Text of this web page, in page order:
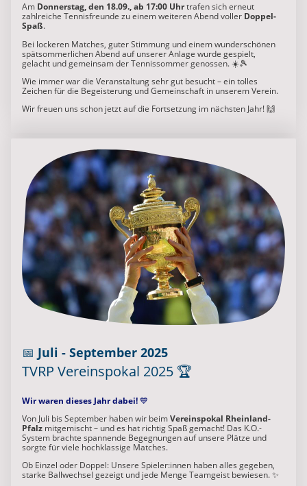
Am Donnerstag, den 18.09., ab 17:00 Uhrtrafen sich erneut
zahlreiche Tennisfreunde zu einem weiteren Abend voller Doppel-
Spaß.
Bei lockeren Matches, guter Stimmung und einem wunderschönen
spätsommerlichen Abend auf unserer Anlage wurde gespielt,
gelacht und gemeinsam der Tennissommer genossen. ☀️🎾
Wie immer war die Veranstaltung sehr gut besucht – ein tolles
Zeichen für die Begeisterung und Gemeinschaft in unserem Verein.
Wir freuen uns schon jetzt auf die Fortsetzung im nächsten Jahr! 🙌
📅 Juli - September 2025
TVRP Vereinspokal 2025 🏆
Wir waren dieses Jahr dabei!💙
Von Juli bis September haben wir beimVereinspokal Rheinland-
Pfalz mitgemischt – und es hat richtig Spaß gemacht! Das K.O.-
System brachte spannende Begegnungen auf unsere Plätze und
sorgte für viele hochklassige Matches.
Ob Einzel oder Doppel: Unsere Spieler:innen haben alles gegeben,
starke Ballwechsel gezeigt und jede Menge Teamgeist bewiesen. ✨